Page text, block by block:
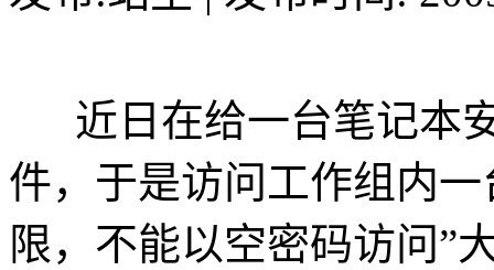
近日在给一台笔记本
件，于是访问工作组内
限，不能以空密码访问”